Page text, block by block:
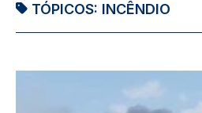
TÓPICOS: INCÊNDIO